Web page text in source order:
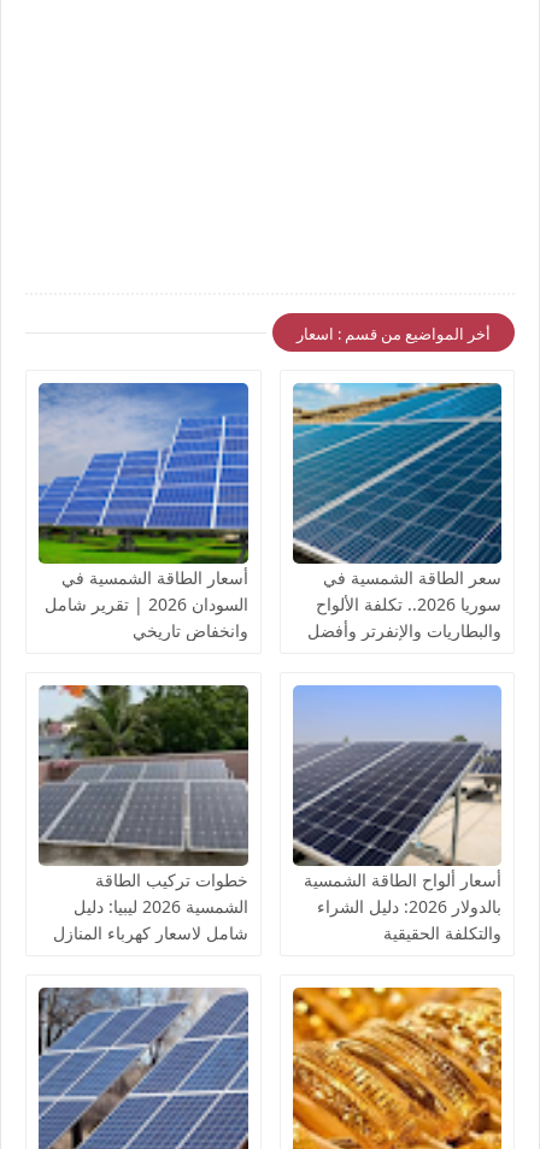
أخر المواضيع من قسم : اسعار
سعر الطاقة الشمسية في
سوريا 2026.. تكلفة الألواح
والبطاريات والإنفرتر وأفضل
أسعار الطاقة الشمسية في
السودان 2026 | تقرير شامل
وانخفاض تاريخي
أسعار ألواح الطاقة الشمسية
بالدولار 2026: دليل الشراء
والتكلفة الحقيقية
خطوات تركيب الطاقة
الشمسية 2026 ليبيا: دليل
شامل لاسعار كهرباء المنازل